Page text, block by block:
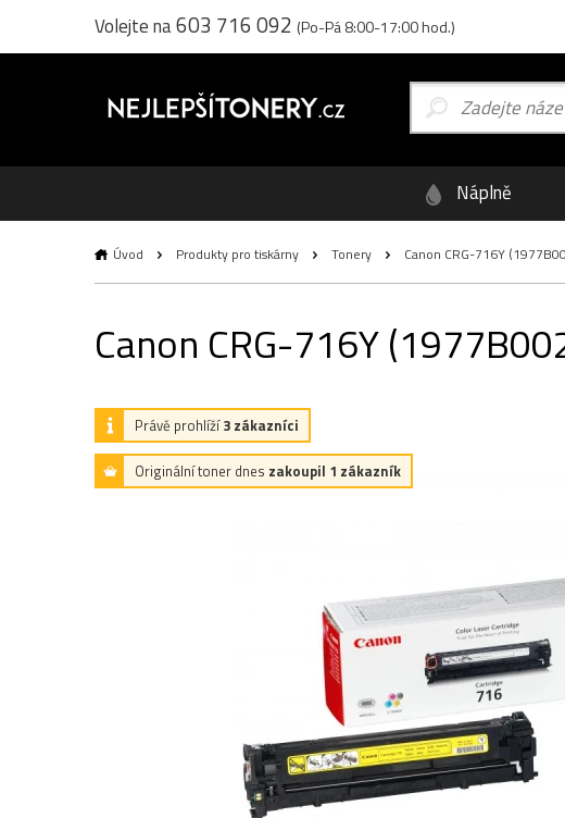
Volejte na603 716 092 (Po-Pá 8:00-17:00 hod.)
Náplně
Úvod Produkty pro tiskárny Tonery Canon CRG-716Y
Canon CRG-716Y
Právě prohlíží3 zákazníci
Originální toner dnes zakoupil 1 zákazník